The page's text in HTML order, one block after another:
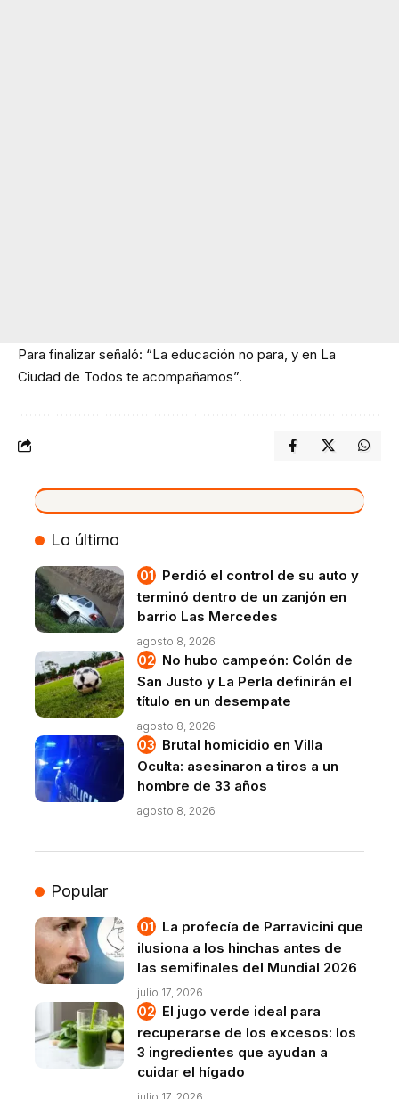
Para finalizar señaló: “La educación no para, y en La
Ciudad de Todos te acompañamos”.
VIVO
Lo último
Perdió el control de su auto y
terminó dentro de un zanjón en
barrio Las Mercedes
agosto 8, 2026
No hubo campeón: Colón de
San Justo y La Perla definirán el
título en un desempate
agosto 8, 2026
Brutal homicidio en Villa
Oculta: asesinaron a tiros a un
hombre de 33 años
agosto 8, 2026
Popular
La profecía de Parravicini que
ilusiona a los hinchas antes de
las semifinales del Mundial 2026
julio 17, 2026
El jugo verde ideal para
recuperarse de los excesos: los
3 ingredientes que ayudan a
cuidar el hígado